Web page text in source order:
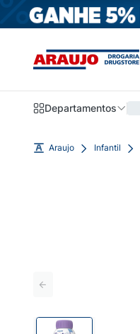
Departamentos
Araujo Infantil